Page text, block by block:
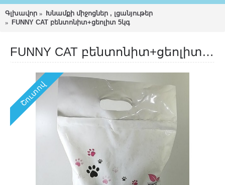
Գլխավոր
Խնամքի միջոցներ , լցանյութեր
FUNNY CAT բենտոնիտ+ցեոլիտ 5կգ
FUNNY CAT բենտոնիտ+ցեոլիտ 5կգ
Շուտով